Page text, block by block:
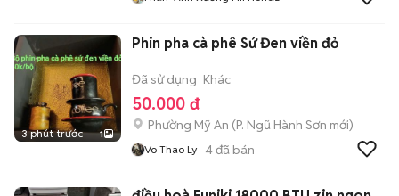
3 phút trước 1
Phin pha cà phê Sứ Đen viền đỏ
Đã sử dụng Khác
50.000 đ
Phường Mỹ An (P. Ngũ Hành Sơn mới)
Vo Thao Ly 4đã bán